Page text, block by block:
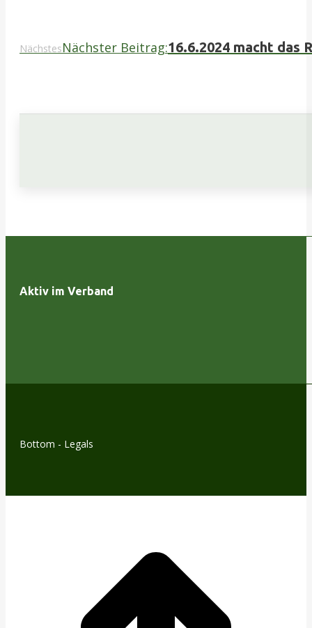
NächstesNächster Beitrag:16.6.2024 macht das
Aktiv im Verband
Bottom - Legals